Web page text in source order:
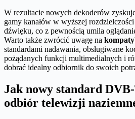
W rezultacie nowych dekoderów
gamy kanałów w wyższej
dźwięku, co z pewnością umila
Warto także zwrócić uwagę na
standardami nadawania, obsługiwane
pożądanych funkcji multimedialnych i
dobrać idealny odbiornik do swoich
Jak nowy standard
odbiór telewizji